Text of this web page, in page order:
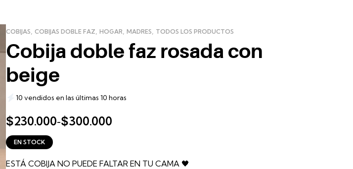
COBIJAS, COBIJAS DOBLE FAZ, HOGAR, MADRES, TODOS LOS PRODUCTOS
Cobija doble faz rosada con
beige
10 vendidos en las últimas 10 horas
$230.000-$300.000
EN STOCK
ESTÁ COBIJA NO PUEDE FALTAR EN TU CAMA 🖤